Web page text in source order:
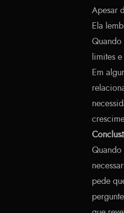
Apesar
Ela
Quando
limites
Em
Quando
pede